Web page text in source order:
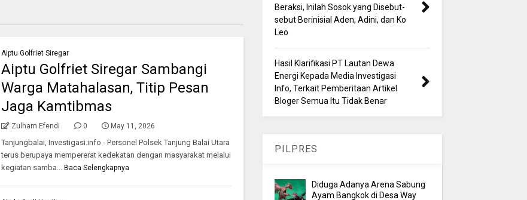
Aiptu Golfriet Siregar
Aiptu Golfriet Siregar Sambangi
Warga Matahalasan, Titip Pesan
Jaga Kamtibmas
Zulham Efendi 0 May 11, 2026
Tanjungbalai, Investigasi.info - Personel Polsek Tanjung Balai Utara
terus berupaya mempererat kedekatan dengan masyarakat melalui
kegiatan samba...
Baca Selengkapnya
Beraksi, Inilah Sosok yang Disebut-
sebut Berinisial Aden, Adini, dan Ko
Leo
Hasil Klarifikasi PT Lautan Dewa
Energi Kepada Media Investigasi
Info, Terkait Pemberitaan Artikel
Bloger Semua Itu Tidak Benar
PILPRES
Diduga Adanya Arena Sabung
Ayam Bangkok di Desa Way